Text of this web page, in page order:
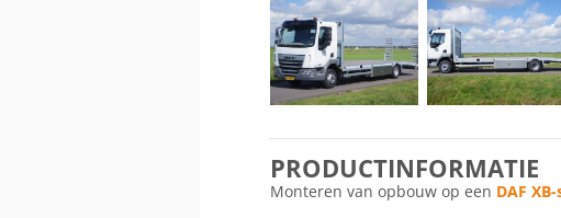
PRODUCTINFORMATIE
Monteren van opbouw op een DAF